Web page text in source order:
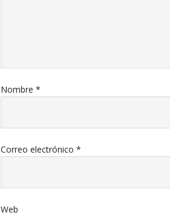
Nombre *
Correo electrónico *
Web